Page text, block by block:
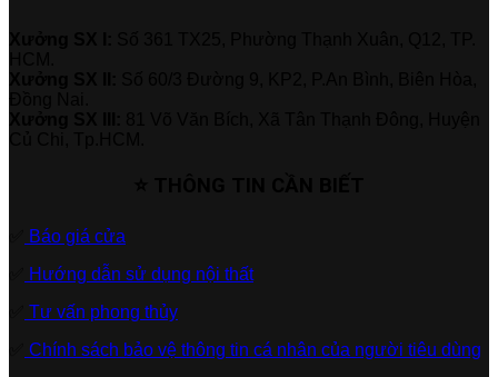
Báo giá cửa
Hướng dẫn sử dụng nội thất
Tư vấn phong thủy
Chính sách bảo vệ thông tin cá nhân của người tiêu dùng